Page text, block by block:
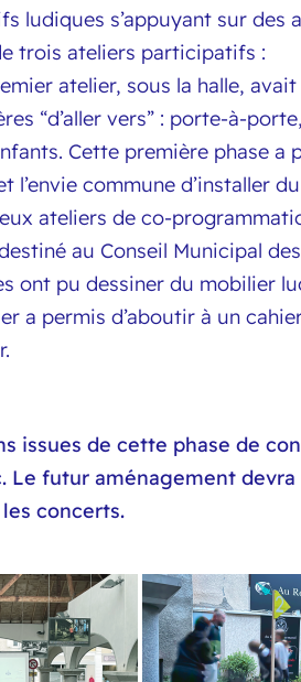
ludiques s’appuyant sur des
trois ateliers participatifs :
atelier, sous la halle,
“d’aller vers” : porte-à-
Cette première phase
l’envie commune d’installer
ateliers de co-
au Conseil Municipal
ont pu dessiner du mobilier
a permis d’aboutir à un
issues de cette phase de
Le futur aménagement
concerts.